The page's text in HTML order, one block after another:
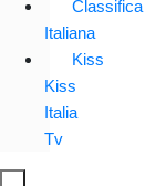
Classifica
Italiana
Kiss
Kiss
Italia
Tv